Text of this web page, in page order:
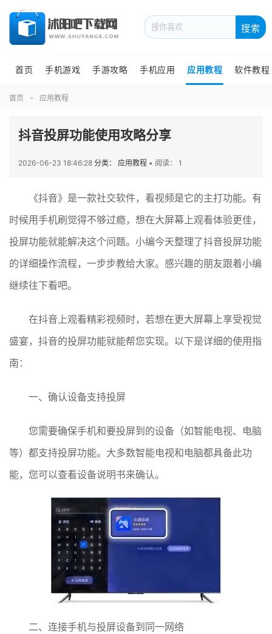
搜索
首页 手机游戏 手游攻略 手机应用 应用教程 软件教程
首页 应用教程
抖音投屏功能使用攻略分享
2026-06-23 18:46:28 分类： 应用教程 • 阅读： 1
《抖音》是一款社交软件，看视频是它的主打功能。有
时候用手机刷觉得不够过瘾，想在大屏幕上观看体验更佳，
投屏功能就能解决这个问题。小编今天整理了抖音投屏功能
的详细操作流程，一步步教给大家。感兴趣的朋友跟着小编
继续往下看吧。
在抖音上观看精彩视频时，若想在更大屏幕上享受视觉
盛宴，抖音的投屏功能就能帮您实现。以下是详细的使用指
南：
一、确认设备支持投屏
您需要确保手机和要投屏到的设备（如智能电视、电脑
等）都支持投屏功能。大多数智能电视和电脑都具备此功
能，您可以查看设备说明书来确认。
二、连接手机与投屏设备到同一网络